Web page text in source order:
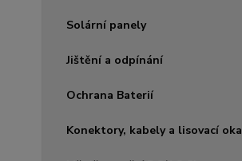
Solární panely
Jištění a odpínání
Ochrana Baterií
Konektory, kabely a lisovací oka